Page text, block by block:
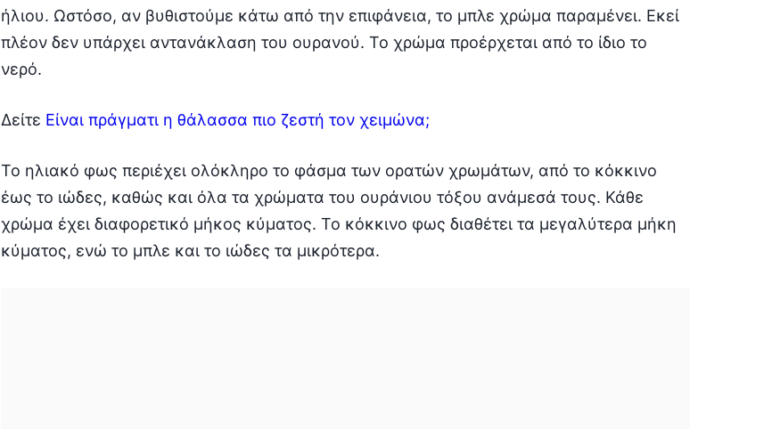
ήλιου. Ωστόσο, αν βυθιστούμε κάτω από την επιφάνεια, το μπλε χρώμα παραμένει. Εκεί
πλέον δεν υπάρχει αντανάκλαση του ουρανού. Το χρώμα προέρχεται από το ίδιο το
νερό.
Δείτε Είναι πράγματι η θάλασσα πιο ζεστή τον χειμώνα;
Το ηλιακό φως περιέχει ολόκληρο το φάσμα των ορατών χρωμάτων, από το κόκκινο
έως το ιώδες, καθώς και όλα τα χρώματα του ουράνιου τόξου ανάμεσά τους. Κάθε
χρώμα έχει διαφορετικό μήκος κύματος. Το κόκκινο φως διαθέτει τα μεγαλύτερα μήκη
κύματος, ενώ το μπλε και το ιώδες τα μικρότερα.